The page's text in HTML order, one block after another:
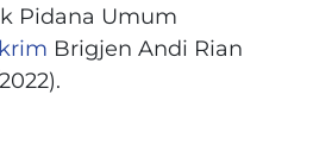
Pidana Umum
Brigjen Andi Rian